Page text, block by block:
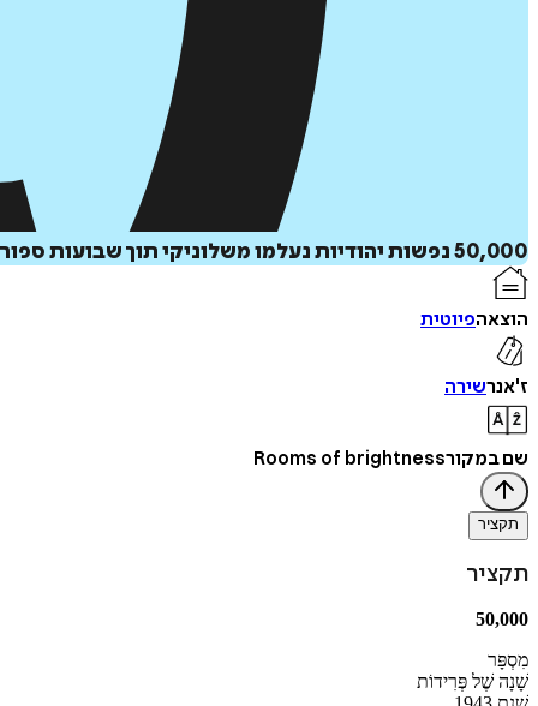
50,000 נפשות יהודיות נעלמו משלוניקי תוך שבועות ספורים בשואה המוחקת - סיפור הטרגדיה הכמעט נשכחת של קהילה שלמה שנחטפה מהעולם.
הוצאהפיוטית
ז'אנרשירה
שם במקורRooms of brightness
תקציר
תקציר
50,000
מִסְפָּר
שָׁנָה שֶׁל פְּרִידוֹת